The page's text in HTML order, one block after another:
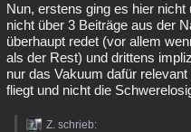
Nun, erstens ging es hier
nicht über 3 Beiträge aus der
überhaupt redet (vor allem
als der Rest) und drittens
nur das Vakuum dafür
fliegt und nicht die
Z. schrieb: